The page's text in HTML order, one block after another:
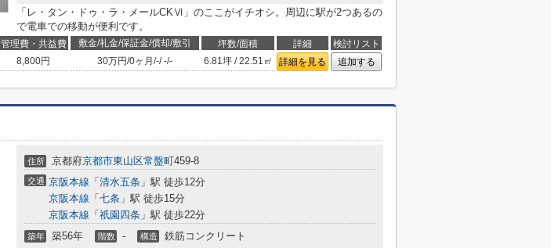
「レ・タン・ドゥ・ラ・メールCKⅥ」のここがイチオシ。周辺に駅が2つあるの
で電車での移動が便利です。
管理費・共益費 敷金/礼金/保証金/償却/敷引 坪数/面積 詳細
検討リスト
8,800円 30万円/0ヶ月 /-/-/- 6.81坪 / 22.51㎡ 詳細を見る 追加する
住所 京都府京都市東山区常盤町459‐8
交通 京阪本線 「 清水五条 」駅 徒歩12分
京阪本線 「 七条 」駅 徒歩15分
京阪本線 「 祇園四条 」駅 徒歩22分
築年 築56年 階数 - 構造 鉄筋コンクリート